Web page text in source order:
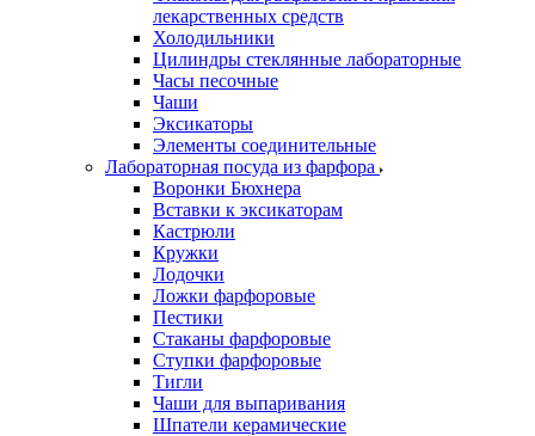
лекарственных средств
Холодильники
Цилиндры стеклянные лабораторные
Часы песочные
Чаши
Эксикаторы
Элементы соединительные
Лабораторная посуда из фарфора
Воронки Бюхнера
Вставки к эксикаторам
Кастрюли
Кружки
Лодочки
Ложки фарфоровые
Пестики
Стаканы фарфоровые
Ступки фарфоровые
Тигли
Чаши для выпаривания
Шпатели керамические